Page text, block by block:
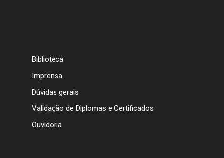
Biblioteca
Imprensa
Dúvidas gerais
Validação de Diplomas e Certificados
Ouvidoria